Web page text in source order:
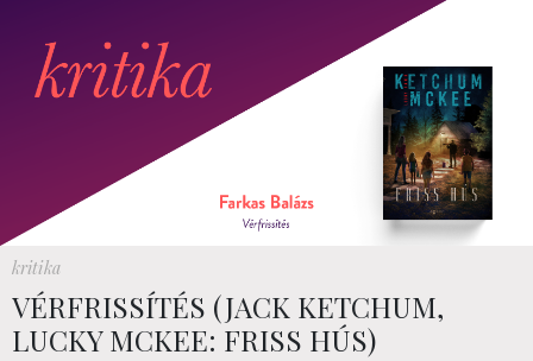
kritika
VÉRFRISSÍTÉS (JACK KETCHUM,
LUCKY MCKEE: FRISS HÚS)